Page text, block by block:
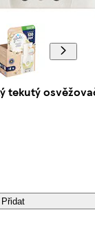
tekutý
Přidat